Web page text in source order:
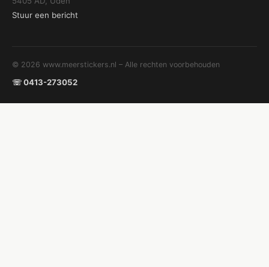
Stuur een bericht
© 2026 www.meerstickers.nl – Alle rechten voorbehouden
☏ 0413-273052